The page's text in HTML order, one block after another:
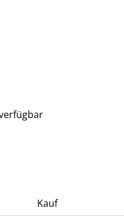
Kauf